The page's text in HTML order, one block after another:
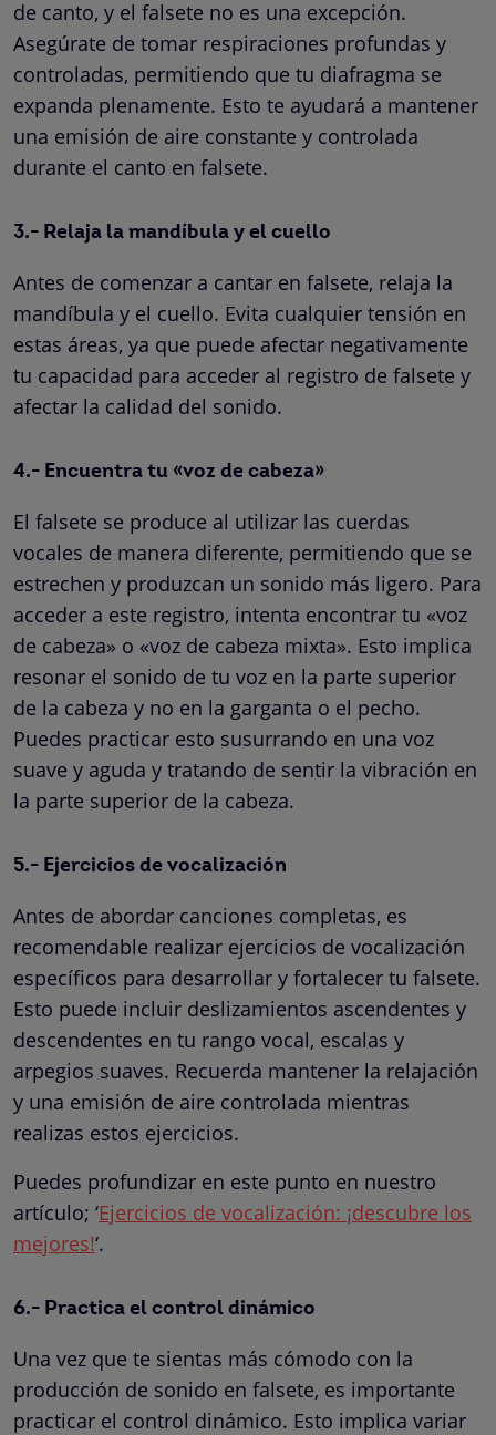
de canto, y el falsete no es una excepción.
Asegúrate de tomar respiraciones profundas y
controladas, permitiendo que tu diafragma se
expanda plenamente. Esto te ayudará a mantener
una emisión de aire constante y controlada
durante el canto en falsete.
3.- Relaja la mandíbula y el cuello
Antes de comenzar a cantar en falsete, relaja la
mandíbula y el cuello. Evita cualquier tensión en
estas áreas, ya que puede afectar negativamente
tu capacidad para acceder al registro de falsete y
afectar la calidad del sonido.
4.- Encuentra tu «voz de cabeza»
El falsete se produce al utilizar las cuerdas
vocales de manera diferente, permitiendo que se
estrechen y produzcan un sonido más ligero. Para
acceder a este registro, intenta encontrar tu «voz
de cabeza» o «voz de cabeza mixta». Esto implica
resonar el sonido de tu voz en la parte superior
de la cabeza y no en la garganta o el pecho.
Puedes practicar esto susurrando en una voz
suave y aguda y tratando de sentir la vibración en
la parte superior de la cabeza.
5.- Ejercicios de vocalización
Antes de abordar canciones completas, es
recomendable realizar ejercicios de vocalización
específicos para desarrollar y fortalecer tu falsete.
Esto puede incluir deslizamientos ascendentes y
descendentes en tu rango vocal, escalas y
arpegios suaves. Recuerda mantener la relajación
y una emisión de aire controlada mientras
realizas estos ejercicios.
Puedes profundizar en este punto en nuestro
artículo; ‘Ejercicios de vocalización: ¡descubre los
mejores!‘.
6.- Practica el control dinámico
Una vez que te sientas más cómodo con la
producción de sonido en falsete, es importante
practicar el control dinámico. Esto implica variar